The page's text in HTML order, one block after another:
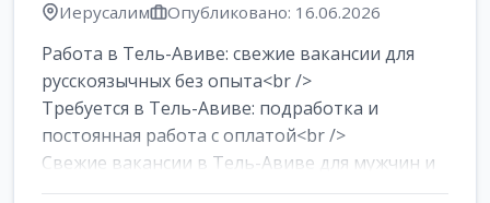
Иерусалим Опубликовано: 16.06.2026
Работа в Тель-Авиве: свежие вакансии для
русскоязычных без опыта<br />
Требуется в Тель-Авиве: подработка и
постоянная работа с оплатой<br />
Свежие вакансии в Тель-Авиве для мужчин и
женщин от хозя...